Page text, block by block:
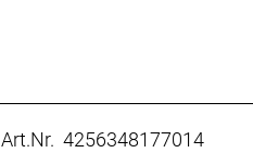
Art.Nr. 4256348177014